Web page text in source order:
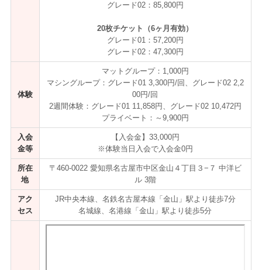
グレード02：85,800円
20枚チケット（6ヶ月有効）
グレード01：57,200円
グレード02：47,300円
体験
マットグループ：1,000円
マシングループ：グレード01 3,300円/回、グレード02 2,2
00円/回
2週間体験：グレード01 11,858円、グレード02 10,472円
プライベート：～9,900円
入会
金等
【入会金】33,000円
※体験当日入会で入会金0円
所在
地
〒460-0022 愛知県名古屋市中区金山４丁目３−７ 中洋ビ
ル 3階
アク
セス
JR中央本線、名鉄名古屋本線「金山」駅より徒歩7分
名城線、名港線「金山」駅より徒歩5分